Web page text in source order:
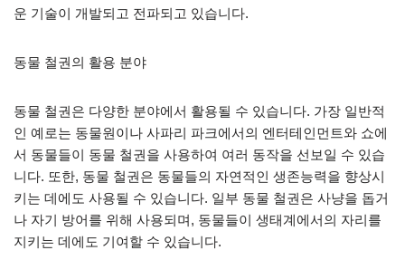
운 기술이 개발되고 전파되고 있습니다.
동물 철권의 활용 분야
동물 철권은 다양한 분야에서 활용될 수 있습니다. 가장 일반적
인 예로는 동물원이나 사파리 파크에서의 엔터테인먼트와 쇼에
서 동물들이 동물 철권을 사용하여 여러 동작을 선보일 수 있습
니다. 또한, 동물 철권은 동물들의 자연적인 생존능력을 향상시
키는 데에도 사용될 수 있습니다. 일부 동물 철권은 사냥을 돕거
나 자기 방어를 위해 사용되며, 동물들이 생태계에서의 자리를
지키는 데에도 기여할 수 있습니다.